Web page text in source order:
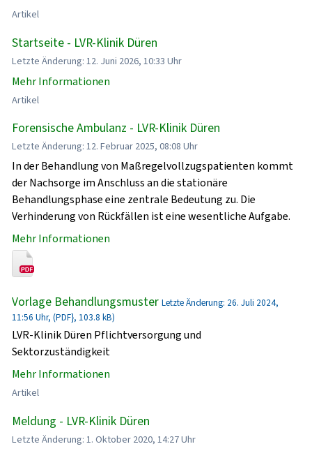
Artikel
Startseite - LVR-Klinik Düren
Letzte Änderung: 12. Juni 2026, 10:33 Uhr
Mehr Informationen
Artikel
Forensische Ambulanz - LVR-Klinik Düren
Letzte Änderung: 12. Februar 2025, 08:08 Uhr
In der Behandlung von Maßregelvollzugspatienten kommt
der Nachsorge im Anschluss an die stationäre
Behandlungsphase eine zentrale Bedeutung zu. Die
Verhinderung von Rückfällen ist eine wesentliche Aufgabe.
Mehr Informationen
Vorlage Behandlungsmuster Letzte Änderung: 26. Juli 2024,
11:56 Uhr, (PDF}, 103.8 kB)
LVR-Klinik Düren Pflichtversorgung und
Sektorzuständigkeit
Mehr Informationen
Artikel
Meldung - LVR-Klinik Düren
Letzte Änderung: 1. Oktober 2020, 14:27 Uhr